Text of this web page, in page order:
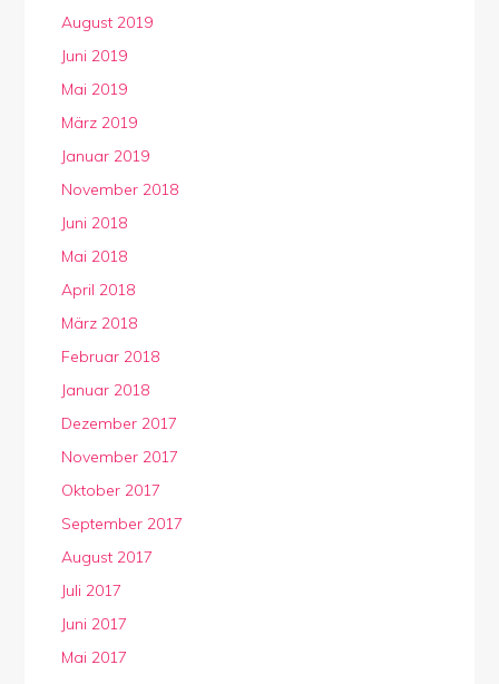
August 2019
Juni 2019
Mai 2019
März 2019
Januar 2019
November 2018
Juni 2018
Mai 2018
April 2018
März 2018
Februar 2018
Januar 2018
Dezember 2017
November 2017
Oktober 2017
September 2017
August 2017
Juli 2017
Juni 2017
Mai 2017